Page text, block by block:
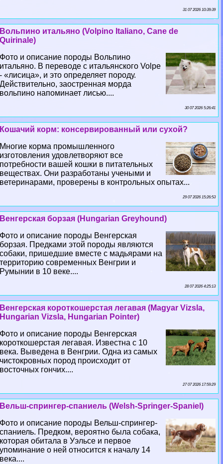
31 07 2026 10:39:39
Вольпино итальяно (Volpino Italiano, Cane de
Quirinale)
Фото и описание породы Вольпино
итальяно. В переводе с итальянского Volpe
- «лисица», и это определяет породу.
Действительно, заостренная морда
вольпино напоминает лисью....
30 07 2026 5:26:41
Кошачий корм: консервированный или сухой?
Многие корма промышленного
изготовления удовлетворяют все
потребности вашей кошки в питательных
веществах. Они разработаны учеными и
ветеринарами, проверены в контрольных опытах...
29 07 2026 15:26:53
Венгерская борзая (Hungarian Greyhound)
Фото и описание породы Венгерская
борзая. Предками этой породы являются
собаки, пришедшие вместе с мадьярами на
территорию современных Венгрии и
Румынии в 10 веке....
28 07 2026 4:25:13
Венгерская короткошерстая легавая (Magyar Vizsla,
Hungarian Vizsla, Hungarian Pointer)
Фото и описание породы Венгерская
короткошерстая легавая. Известна с 10
века. Выведена в Венгрии. Одна из самых
чистокровных пород происходит от
восточных гончих....
27 07 2026 17:59:29
Вельш-спрингер-спаниель (Welsh-Springer-Spaniel)
Фото и описание породы Вельш-спрингер-
спаниель. Предком, вероятно была собака,
которая обитала в Уэльсе и первое
упоминание о ней относится к началу 14
века....